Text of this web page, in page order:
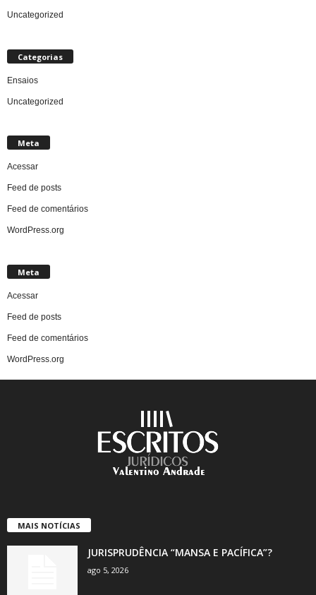
Uncategorized
Categorias
Ensaios
Uncategorized
Meta
Acessar
Feed de posts
Feed de comentários
WordPress.org
Meta
Acessar
Feed de posts
Feed de comentários
WordPress.org
MAIS NOTÍCIAS
JURISPRUDÊNCIA “MANSA E PACÍFICA”?
ago 5, 2026